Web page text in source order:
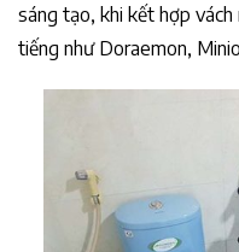
sáng tạo, khi kết hợp
tiếng như Doraemon,